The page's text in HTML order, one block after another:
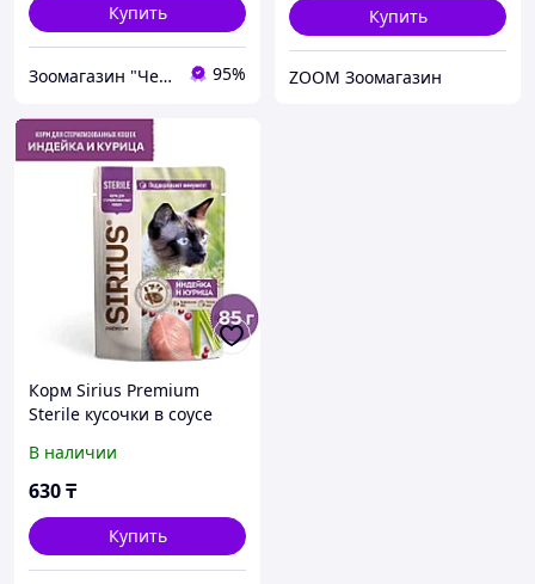
Купить
Зоомагазин "Чемпион" 95%
Купить
ZOOM Зоомагазин
Корм Sirius Premium
Sterile кусочки в соусе
В наличии
630₸
Купить